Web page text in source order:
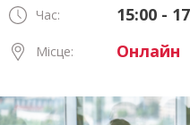
Час: 15:00 -
Місце: Онлайн